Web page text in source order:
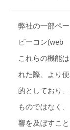
弊社の一部ペ
ビーコン(web
これらの機能
れた際、より
的としており
ものではなく
響を及ぼすこと